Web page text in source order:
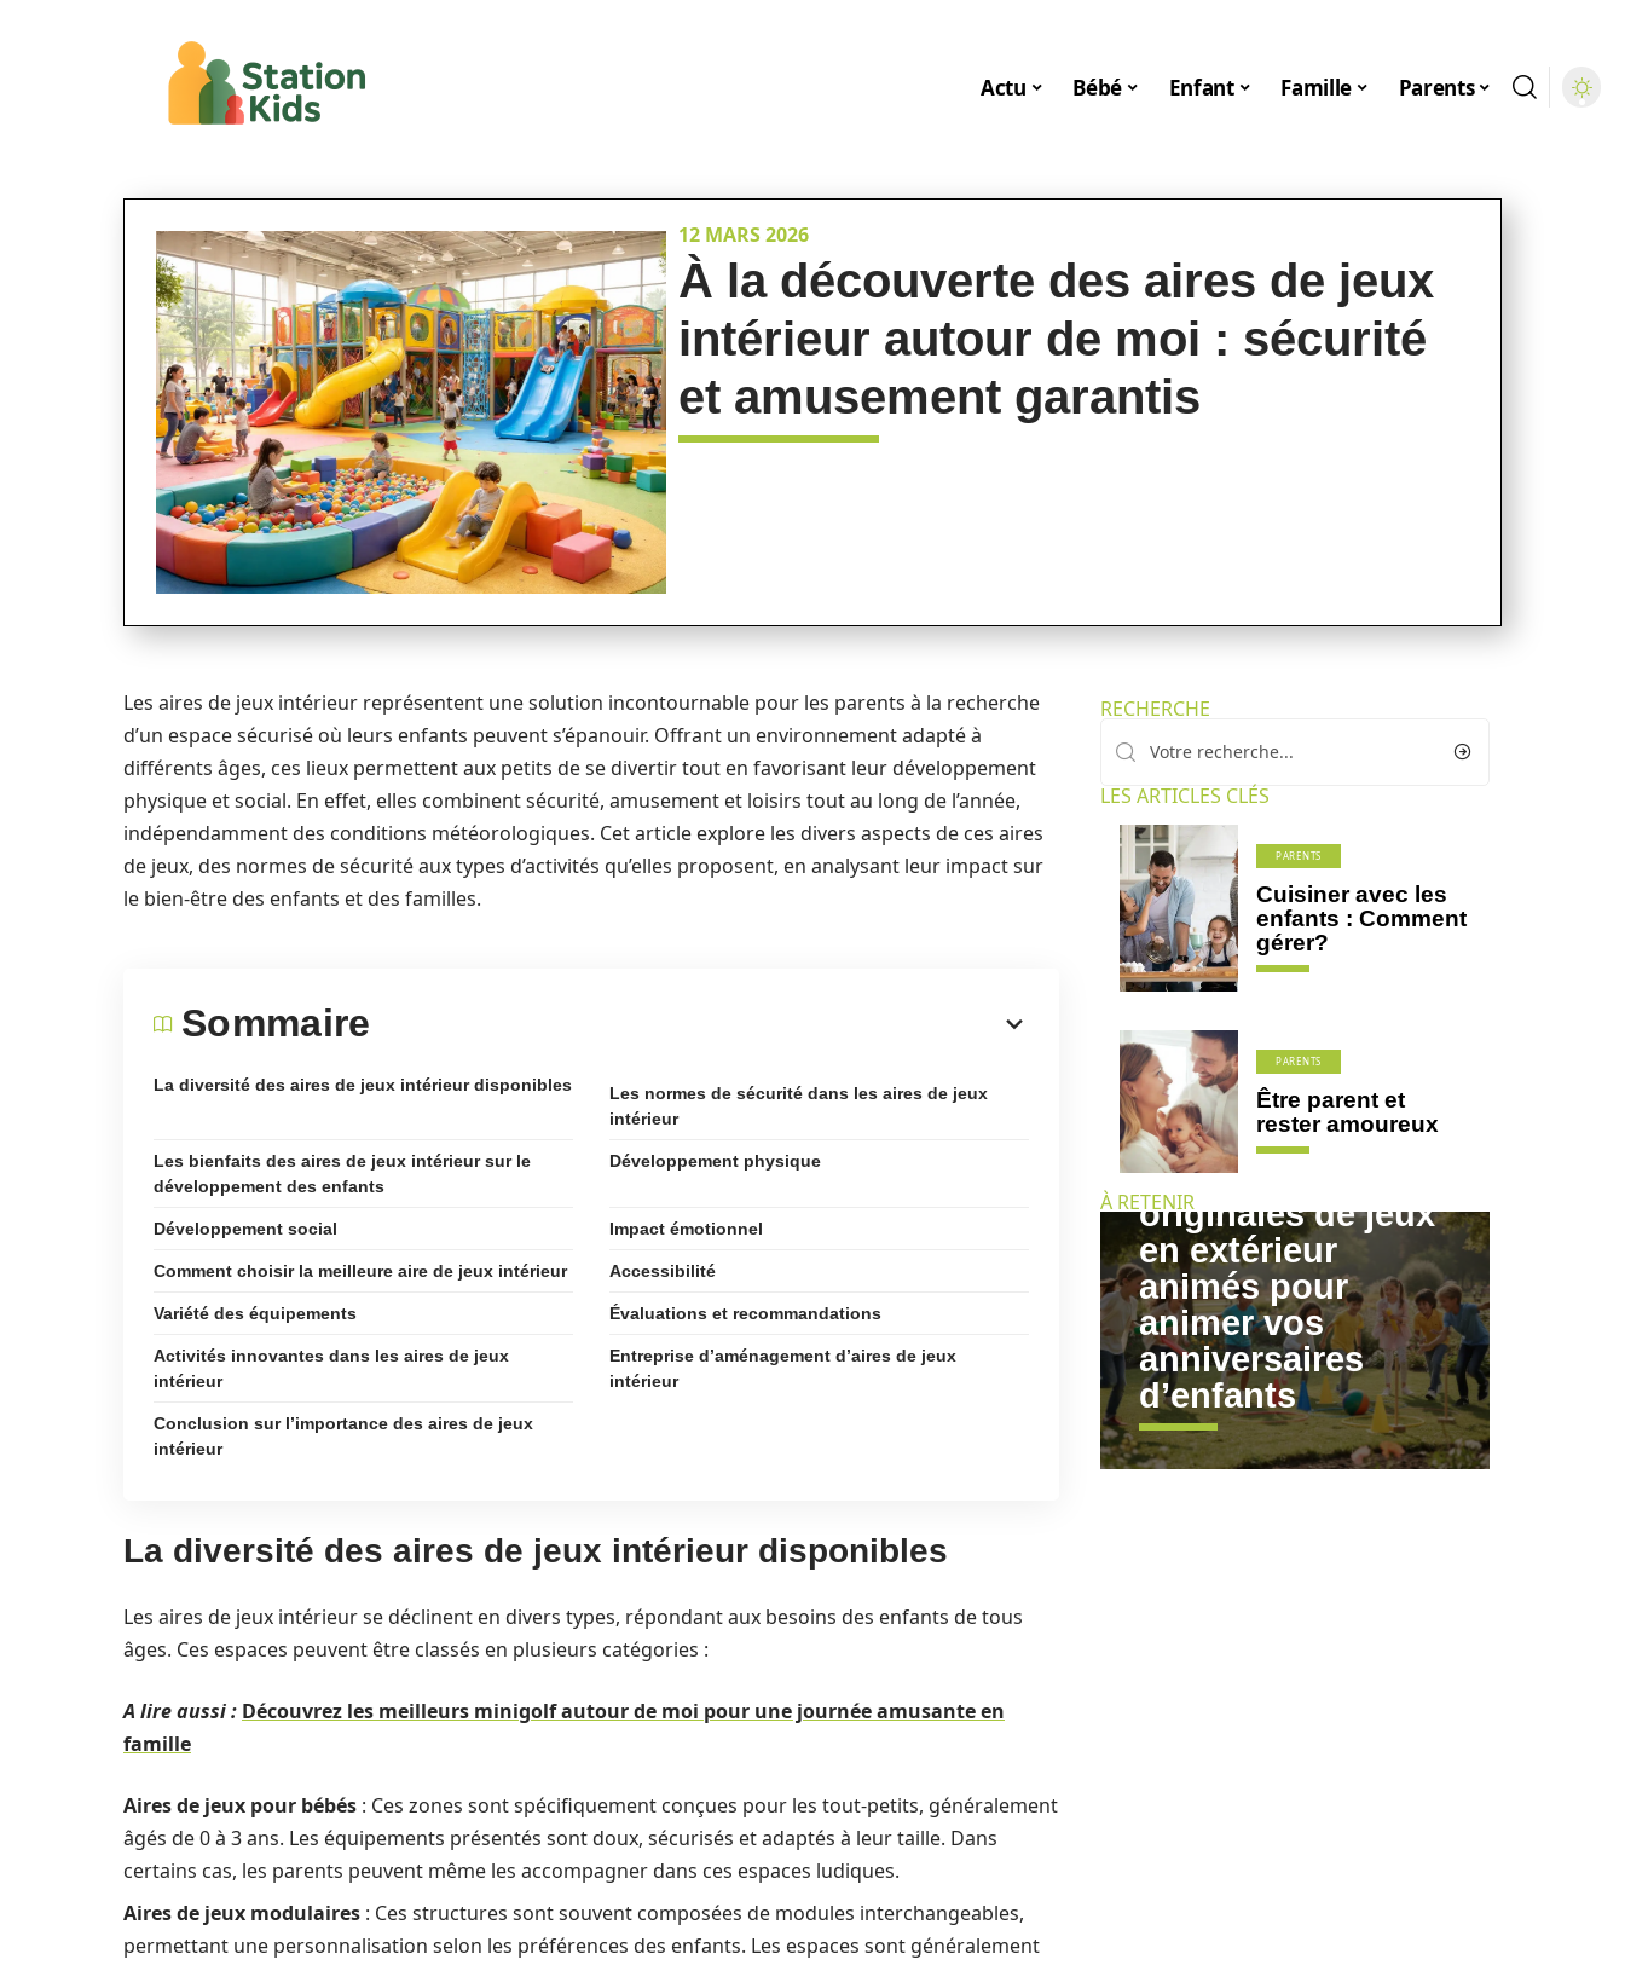
Actu Bébé Enfant Famille Parents
12 MARS 2026
À la découverte des aires de jeux
intérieur autour de moi : sécurité
et amusement garantis
Les aires de jeux intérieur représentent une solution incontournable pour les parents à la recherche
d’un espace sécurisé où leurs enfants peuvent s’épanouir. Offrant un environnement adapté à
différents âges, ces lieux permettent aux petits de se divertir tout en favorisant leur développement
physique et social. En effet, elles combinent sécurité, amusement et loisirs tout au long de l’année,
indépendamment des conditions météorologiques. Cet article explore les divers aspects de ces aires
de jeux, des normes de sécurité aux types d’activités qu’elles proposent, en analysant leur impact sur
le bien-être des enfants et des familles.
Sommaire
La diversité des aires de jeux intérieur disponibles
Les normes de sécurité dans les aires de jeux
intérieur
Les bienfaits des aires de jeux intérieur sur le
développement des enfants
Développement physique
Développement social Impact émotionnel
Comment choisir la meilleure aire de jeux intérieur Accessibilité
Variété des équipements Évaluations et recommandations
Activités innovantes dans les aires de jeux
intérieur
Entreprise d’aménagement d’aires de jeux
intérieur
Conclusion sur l’importance des aires de jeux
intérieur
La diversité des aires de jeux intérieur disponibles
Les aires de jeux intérieur se déclinent en divers types, répondant aux besoins des enfants de tous
âges. Ces espaces peuvent être classés en plusieurs catégories :
A lire aussi : Découvrez les meilleurs minigolf autour de moi pour une journée amusante en
famille
Aires de jeux pour bébés : Ces zones sont spécifiquement conçues pour les tout-petits, généralement
âgés de 0 à 3 ans. Les équipements présentés sont doux, sécurisés et adaptés à leur taille. Dans
certains cas, les parents peuvent même les accompagner dans ces espaces ludiques.
Aires de jeux modulaires : Ces structures sont souvent composées de modules interchangeables,
permettant une personnalisation selon les préférences des enfants. Les espaces sont généralement
RECHERCHE
LES ARTICLES CLÉS
PARENTS
Cuisiner avec les
enfants : Comment
gérer?
PARENTS
Être parent et
rester amoureux
À RETENIR
Des idées
originales de jeux
en extérieur
animés pour
animer vos
anniversaires
d’enfants